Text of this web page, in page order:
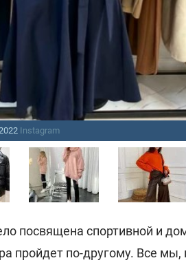
Instagram
посвящена спортивной и
пройдет по-другому. Все мы,